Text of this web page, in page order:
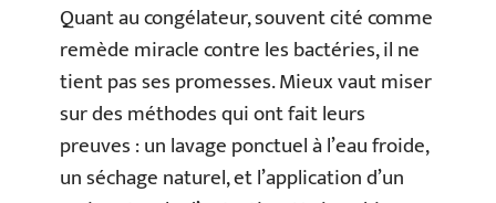
Quant au congélateur, souvent cité comme
remède miracle contre les bactéries, il ne
tient pas ses promesses. Mieux vaut miser
sur des méthodes qui ont fait leurs
preuves : un lavage ponctuel à l’eau froide,
un séchage naturel, et l’application d’un